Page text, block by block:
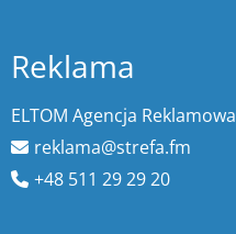
Reklama
ELTOM Agencja Reklamowa
reklama@strefa.fm
+48 511 29 29 20